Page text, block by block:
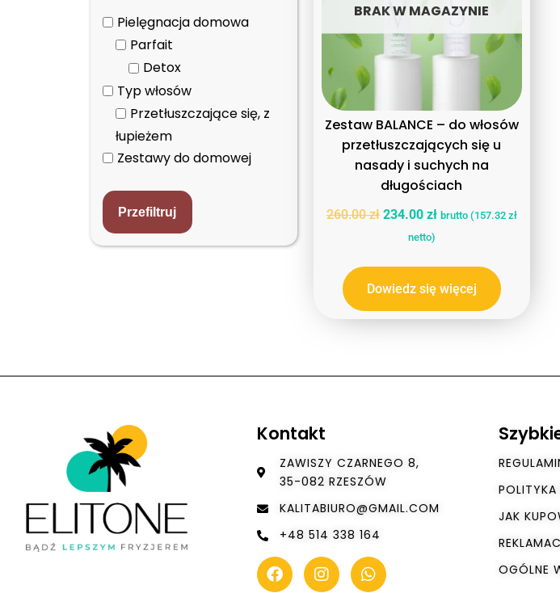
najwyższej
Cena: od najwyższej do
najniższej
Nazwa: od A do Z
Nazwa: od Z do A
Pielęgnacja domowa
Parfait
Detox
Typ włosów
Przetłuszczające się, z
łupieżem
Zestawy do domowej
Przefiltruj
BRAK W MAGAZYNIE
Zestaw BALANCE – do włosów
przetłuszczających się u
nasady i suchych na
długościach
260.00zł 234.00 zł brutto (157.32 zł
netto)
Dowiedz się więcej
Kontakt
ZAWISZY CZARNEGO 8,
35-082 RZESZÓW
KALITABIURO@GMAIL.COM
+48 514 338 164
JAK
OGÓLNE